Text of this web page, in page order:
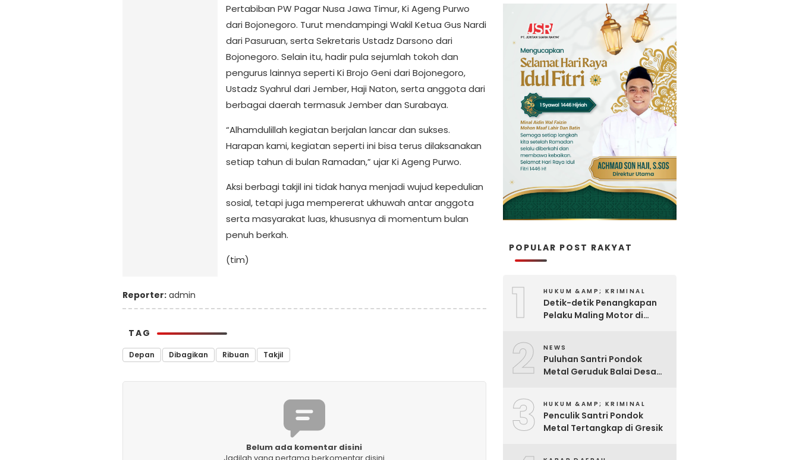
Pertabiban PW Pagar Nusa Jawa Timur, Ki Ageng Purwo
dari Bojonegoro. Turut mendampingi Wakil Ketua Gus Nardi
dari Pasuruan, serta Sekretaris Ustadz Darsono dari
Bojonegoro. Selain itu, hadir pula sejumlah tokoh dan
pengurus lainnya seperti Ki Brojo Geni dari Bojonegoro,
Ustadz Syahrul dari Jember, Haji Naton, serta anggota dari
berbagai daerah termasuk Jember dan Surabaya.
“Alhamdulillah kegiatan berjalan lancar dan sukses.
Harapan kami, kegiatan seperti ini bisa terus dilaksanakan
setiap tahun di bulan Ramadan,” ujar Ki Ageng Purwo.
Aksi berbagi takjil ini tidak hanya menjadi wujud kepedulian
sosial, tetapi juga mempererat ukhuwah antar anggota
serta masyarakat luas, khususnya di momentum bulan
penuh berkah.
(tim)
Reporter: admin
TAG
Depan Dibagikan Ribuan Takjil
Belum ada komentar disini
POPULAR POST RAKYAT
1 HUKUM &AMP; KRIMINAL
Detik-detik Penangkapan
Pelaku Maling Motor di
2 NEWS
Puluhan Santri Pondok
Metal Geruduk Balai Desa
3 HUKUM &AMP; KRIMINAL
Penculik Santri Pondok
Metal Tertangkap di Gresik